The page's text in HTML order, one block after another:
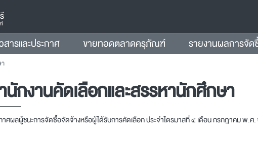
สารและประกาศ ขายทอดตลาดครุภัณฑ์ รายงานผลการจัด
นักงานคัดเลือกและสรรหานักศึกษา
าศผลผู้ชนะการจัดซื้อจัดจ้างหรือผู้ได้รับการคัดเลือก ประจำไตรมาสที่ ๔ เดือน กรกฎาคม พ